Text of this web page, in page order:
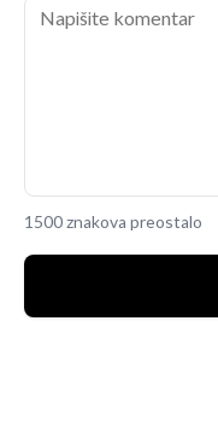
1500 znakova preostalo